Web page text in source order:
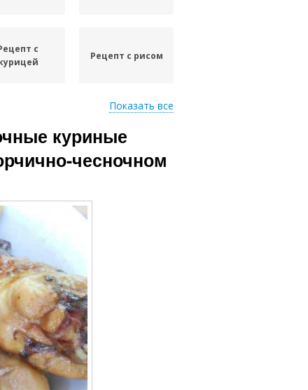
с
Рецепт с рисом
Показать все
куриные
чесночном